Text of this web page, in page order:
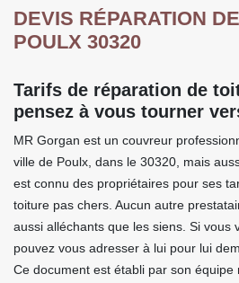
DEVIS RÉPARATION
POULX 30320
Tarifs de réparation de
pensez à vous tourner
MR Gorgan est un couvreur
ville de Poulx, dans le 30320, mais
est connu des propriétaires pour ses
toiture pas chers. Aucun autre
aussi alléchants que les siens. Si vous
pouvez vous adresser à lui pour lui
Ce document est établi par son équipe